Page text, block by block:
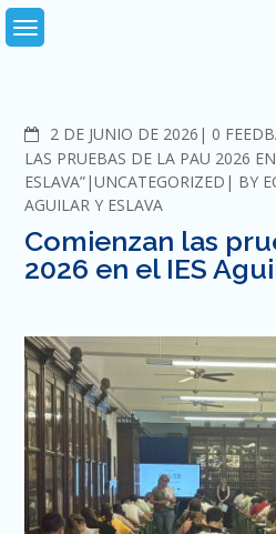
Skip
to
2 DE JUNIO DE 2026
0
LAS PRUEBAS DE LA PAU 2026
ESLAVA” UNCATEGORIZED BY
AGUILAR Y ESLAVA
Comienzan las
2026 en el IES